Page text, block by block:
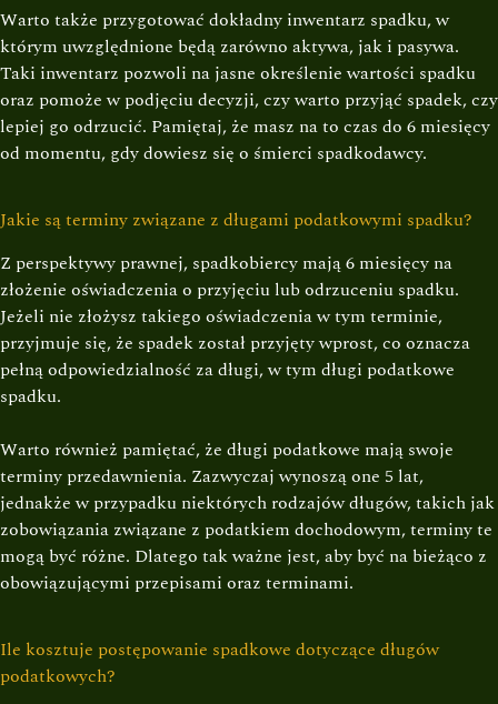
Warto także przygotować dokładny inwentarz spadku, w
którym uwzględnione będą zarówno aktywa, jak i pasywa.
Taki inwentarz pozwoli na jasne określenie wartości spadku
oraz pomoże w podjęciu decyzji, czy warto przyjąć spadek, czy
lepiej go odrzucić. Pamiętaj, że masz na to czas do 6 miesięcy
od momentu, gdy dowiesz się o śmierci spadkodawcy.
Jakie są terminy związane z długami podatkowymi spadku?
Z perspektywy prawnej, spadkobiercy mają 6 miesięcy na
złożenie oświadczenia o przyjęciu lub odrzuceniu spadku.
Jeżeli nie złożysz takiego oświadczenia w tym terminie,
przyjmuje się, że spadek został przyjęty wprost, co oznacza
pełną odpowiedzialność za długi, w tym długi podatkowe
spadku.
Warto również pamiętać, że długi podatkowe mają swoje
terminy przedawnienia. Zazwyczaj wynoszą one 5 lat,
jednakże w przypadku niektórych rodzajów długów, takich jak
zobowiązania związane z podatkiem dochodowym, terminy te
mogą być różne. Dlatego tak ważne jest, aby być na bieżąco z
obowiązującymi przepisami oraz terminami.
Ile kosztuje postępowanie spadkowe dotyczące długów
podatkowych?